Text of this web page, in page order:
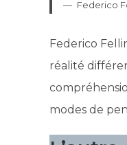
Federico
Federico
réalité
modes de